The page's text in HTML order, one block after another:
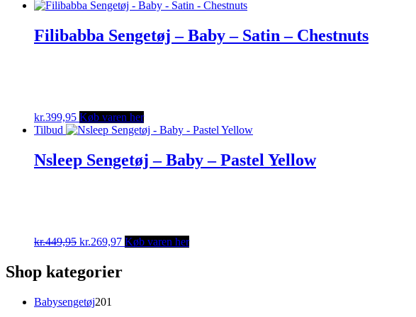
Filibabba Sengetøj – Baby – Satin – Chestnuts
kr.399,95 Køb varen her
Tilbud
Nsleep Sengetøj – Baby – Pastel Yellow
kr.449,95 Original
was:
kr.449,95.
kr.269,97Current
Køb varen her
Shop kategorier
Babysengetøj201